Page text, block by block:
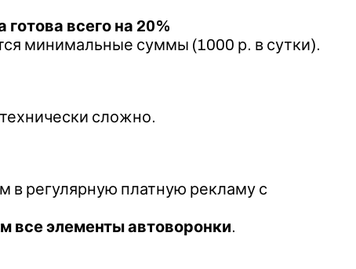
всего на 20%
минимальные суммы (1000 р. в сутки).
сложно.
в регулярную платную рекламу с
все элементы автоворонки.